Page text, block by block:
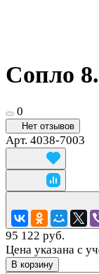
Сопло
0
Нет отзывов
Арт. 4038-7003
95 122 руб.
Цена указана с
В корзину